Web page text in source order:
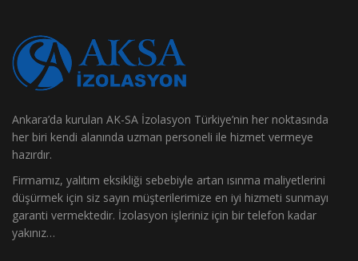
Ankara’da kurulan AK-SA İzolasyon Türkiye’nin her noktasında
her biri kendi alanında uzman personeli ile hizmet vermeye
hazırdır.
Firmamız, yalıtım eksikliği sebebiyle artan ısınma maliyetlerini
düşürmek için siz sayın müşterilerimize en iyi hizmeti sunmayı
garanti vermektedir. İzolasyon işleriniz için bir telefon kadar
yakınız…